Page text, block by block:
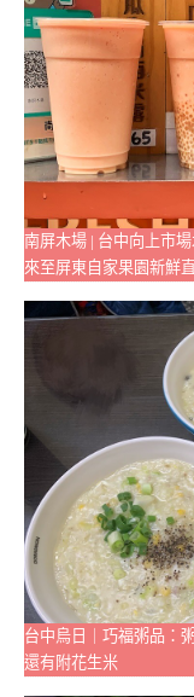
南屏木場 | 台中向上市
來至屏東自家果園新鮮
台中烏日｜巧福粥品：
還有附花生米